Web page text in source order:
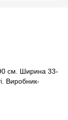
см. Ширина 33-
Виробник-